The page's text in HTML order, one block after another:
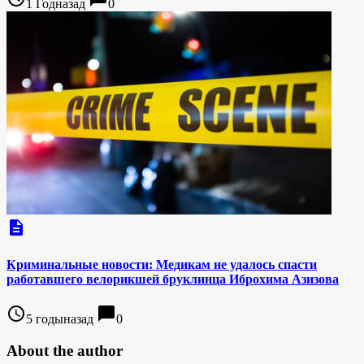
1 Годназад 0
description
Криминальные новости: Медикам не удалось спасти
работавшего велорикшей бруклинца Иброхима Азизова
access_time5 годыназад chat_bubble0
About the author